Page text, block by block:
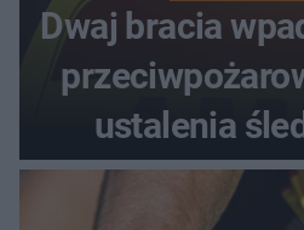
Dwaj bracia
ustalenia